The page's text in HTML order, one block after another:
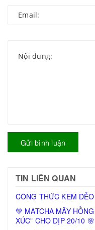
Gửi bình luận
TIN LIÊN QUAN
CÔNG THỨC KEM
💚 MATCHA MÂY
XÚC" CHO DỊP 20/10 🌸